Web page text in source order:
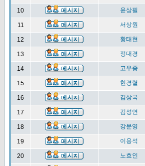
10 윤상필
11 서상원
12 황태현
13 정대경
14 고우종
15 현경렬
16 김상국
17 김성연
18 강문영
19 이용석
20 노효인